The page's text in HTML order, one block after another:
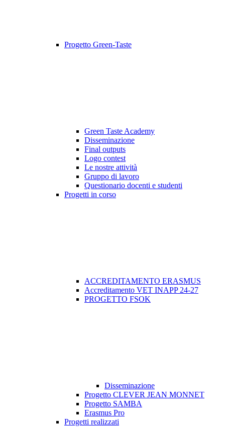
Progetto Green-Taste
Green Taste Academy
Disseminazione
Final outputs
Logo contest
Le nostre attività
Gruppo di lavoro
Questionario docenti e studenti
Progetti in corso
ACCREDITAMENTO ERASMUS
Accreditamento VET INAPP 24-27
PROGETTO FSOK
Disseminazione
Progetto CLEVER JEAN MONNET
Progetto SAMBA
Erasmus Pro
Progetti realizzati